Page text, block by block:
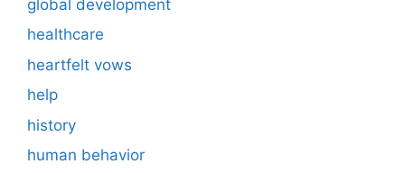
global development
healthcare
heartfelt vows
help
history
human behavior